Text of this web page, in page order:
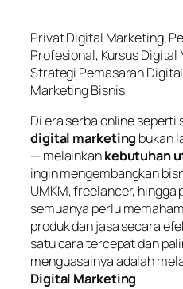
Privat Digital Marketing,
Profesional, Kursus
Strategi Pemasaran
Marketing Bisnis
Di era serba online
digital marketing bukan
— melainkankebutuhan
ingin mengembangkan
UMKM, freelancer,
semuanya perlu
produk dan jasa secara
satu cara tercepat dan
menguasainya adalah
Digital Marketing.